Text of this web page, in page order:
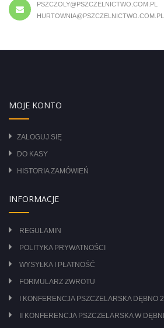
PSZCZOLY@PSZCZELNICTWO.COM.PL
HURTOWNIA@PSZCZELNICTWO.COM.PL
MOJE KONTO
ZALOGUJ SIĘ
DO KASY
HISTORIA ZAMÓWIEŃ
INFORMACJE
REGULAMIN
POLITYKA PRYWATNOŚCI
WYSYŁKA I PŁATNOŚĆ
FORMULARZ ZWROTU
I KONFERENCJA PSZCZELARSKA DĘBNO
II KONFERENCJA PSZCZELARSKA W